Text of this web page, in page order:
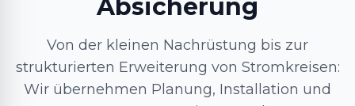
Absicherung
Von der kleinen Nachrüstung bis zur
strukturierten Erweiterung von Stromkreisen:
Wir übernehmen Planung, Installation und